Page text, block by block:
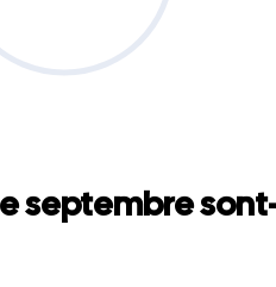
septembre